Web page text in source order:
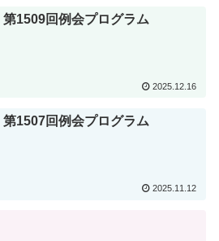
第1509回例会プログラム
2025.12.16
第1507回例会プログラム
2025.11.12